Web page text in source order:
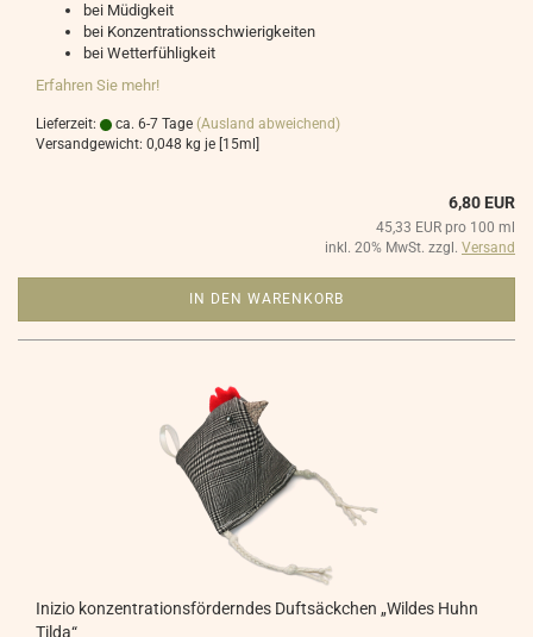
bei Müdigkeit
bei Konzentrationsschwierigkeiten
bei Wetterfühligkeit
Erfahren Sie mehr!
Lieferzeit: ca. 6-7 Tage (Ausland abweichend)
Versandgewicht: 0,048 kg je [15ml]
6,80 EUR
45,33 EUR pro 100 ml
inkl. 20% MwSt. zzgl. Versand
IN DEN WARENKORB
Inizio konzentrationsförderndes Duftsäckchen „Wildes Huhn
Tilda“